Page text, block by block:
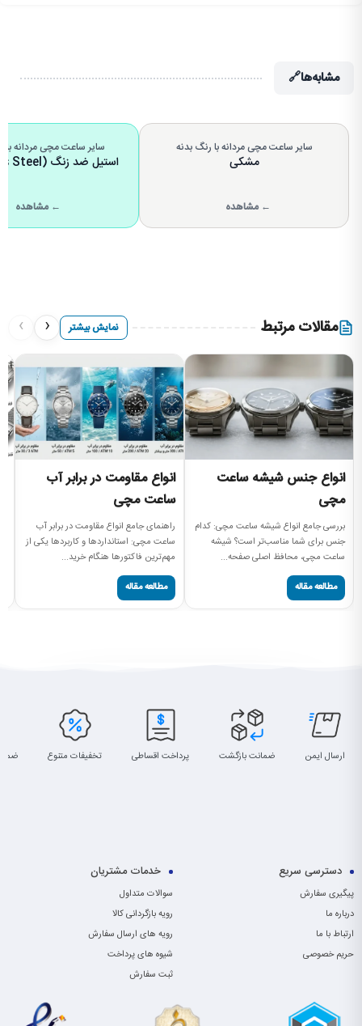
مشابه‌ها🔗
سایر ساعت مچی مردانه با رنگ بدنه
مشکی
← مشاهده
سایر ساعت مچی مردانه
استیل ضد زنگ (Stainless Steel)
← مشاهده
مقالات مرتبط نمایش بیشتر ‹
›
انواع جنس شیشه ساعت
مچی
بررسی جامع انواع شیشه ساعت مچی: کدام
جنس برای شما مناسب‌تر است؟ شیشه
ساعت مچی، محافظ اصلی صفحه...
مطالعه مقاله
انواع مقاومت در برابر آب
ساعت مچی
راهنمای جامع انواع مقاومت در برابر آب
ساعت مچی: استانداردها و کاربردها یکی از
مهم‌ترین فاکتورها هنگام خرید...
مطالعه مقاله
ارسال ایمن ضمانت بازگشت پرداخت اقساطی تخفیفات متنوع
دسترسی سریع
پیگیری سفارش
درباره ما
ارتباط با ما
حریم خصوصی
خدمات مشتریان
سوالات متداول
رویه بازگردانی کالا
رویه های ارسال سفارش
شیوه های پرداخت
ثبت سفارش